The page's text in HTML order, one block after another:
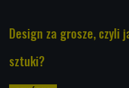
Design za grosze, czyli
sztuki?